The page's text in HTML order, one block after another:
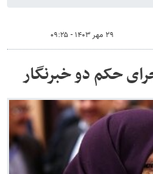
۲۹ مهر ۱۴۰۳ - ۰۹:۲۵
حکم دو خبرنگار